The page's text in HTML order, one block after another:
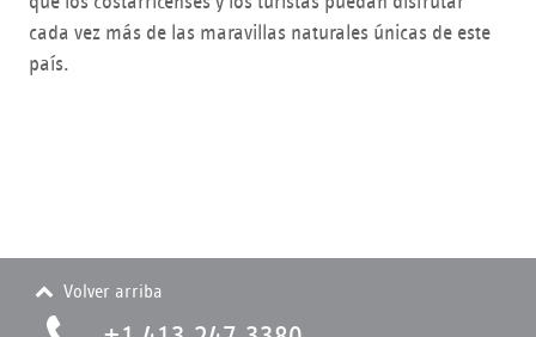
cada vez más de las maravillas naturales únicas de este
país.
Volver arriba